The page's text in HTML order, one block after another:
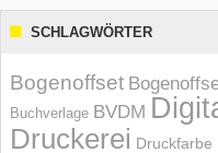
SCHLAGWÖRTER
Bogenoffset
Buchverlage BVDM
Druckerei Druckfarbe